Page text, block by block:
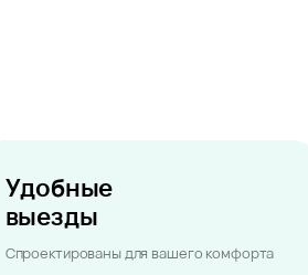
Удобные
выезды
Спроектированы для вашего комфорта